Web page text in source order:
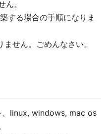
。
する場合の手順になりま
せん。ごめんなさい。
linux, windows, mac os